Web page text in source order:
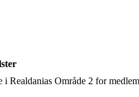
Realdanias Område 2 for